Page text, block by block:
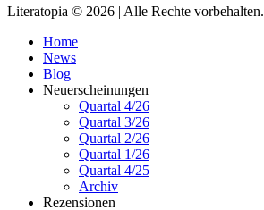
Literatopia © 2026 | Alle Rechte vorbehalten.
Home
News
Blog
Neuerscheinungen
Quartal 4/26
Quartal 3/26
Quartal 2/26
Quartal 1/26
Quartal 4/25
Archiv
Rezensionen